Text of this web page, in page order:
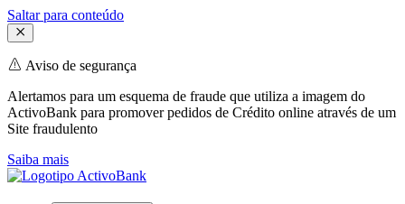
Saltar para conteúdo
Aviso de segurança
Alertamos para um esquema de fraude que utiliza a imagem do
ActivoBank para promover pedidos de Crédito online através de um
Site fraudulento
Saiba mais